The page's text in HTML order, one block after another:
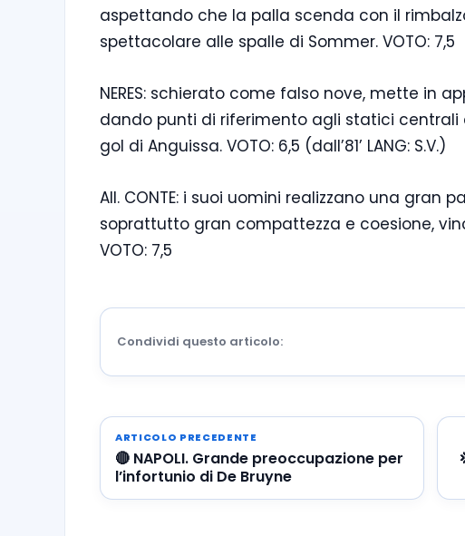
aspettando che la palla scenda con il
spettacolare alle spalle di Sommer. VOTO: 7,5
NERES: schierato come falso nove, mette in
dando punti di riferimento agli statici centrali
gol di Anguissa. VOTO: 6,5 (dall’81’ LANG: S.V.)
All. CONTE: i suoi uomini realizzano una gran
soprattutto gran compattezza e coesione,
VOTO: 7,5
Condividi questo articolo:
ARTICOLO PRECEDENTE
🔴 NAPOLI. Grande preoccupazione per
l’infortunio di De Bruyne